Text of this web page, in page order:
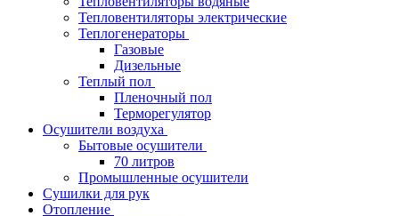
Тепловентиляторы электрические
Теплогенераторы
Газовые
Дизельные
Теплый пол
Пленочный пол
Терморегулятор
Осушители воздуха
Бытовые осушители
70 литров
Промышленные осушители
Сушилки для рук
Отопление